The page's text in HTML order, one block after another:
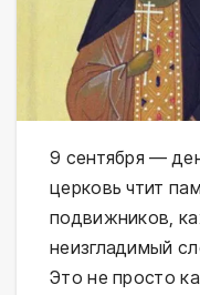
9 сентября —
церковь чтит
подвижников,
неизгладимый
Это не просто